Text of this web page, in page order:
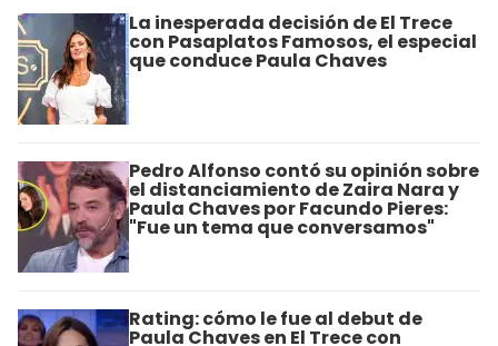
La inesperada decisión de El Trece
con Pasaplatos Famosos, el especial
que conduce Paula Chaves
Pedro Alfonso contó su opinión sobre
el distanciamiento de Zaira Nara y
Paula Chaves por Facundo Pieres:
"Fue un tema que conversamos"
Rating: cómo le fue al debut de
Paula Chaves en El Trece con